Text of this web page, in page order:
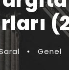
• Genel